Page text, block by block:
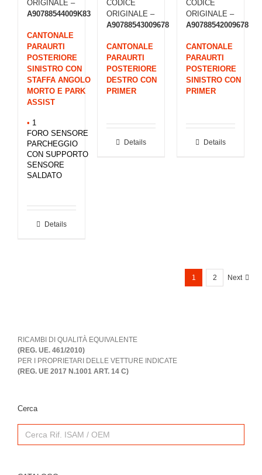
ORIGINALE –
A90788544009K83
CANTONALE
PARAURTI
POSTERIORE
SINISTRO CON
STAFFA ANGOLO
MORTO E PARK
ASSIST
• 1
FORO SENSORE
PARCHEGGIO
CON SUPPORTO
SENSORE
SALDATO
Details
CODICE
ORIGINALE –
A90788543009678
CANTONALE
PARAURTI
POSTERIORE
DESTRO CON
PRIMER
Details
CODICE
ORIGINALE –
A90788542009678
CANTONALE
PARAURTI
POSTERIORE
SINISTRO CON
PRIMER
Details
1 2 Next
RICAMBI DI QUALITÀ EQUIVALENTE
(REG. UE. 461/2010)
PER I PROPRIETARI DELLE VETTURE INDICATE
(REG. UE 2017 N.1001 ART. 14 C)
Cerca
Search
for: